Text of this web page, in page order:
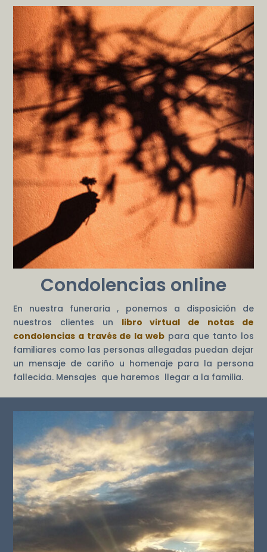
Condolencias online
En nuestra funeraria , ponemos a disposición de
nuestros clientes un libro virtual de notas de
condolencias a través de la webpara que tanto los
familiares como las personas allegadas puedan dejar
un mensaje de cariño u homenaje para la persona
fallecida. Mensajes que haremos llegar a la familia.